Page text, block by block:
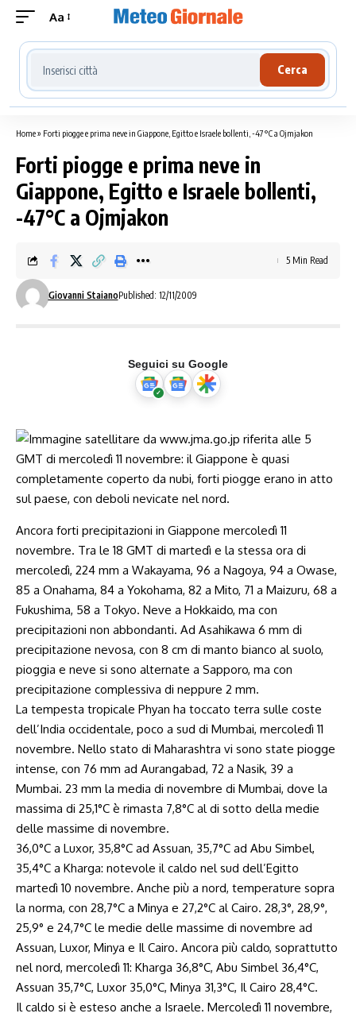
Aa
Cerca località meteo
Cerca
Home» Forti piogge e prima neve in Giappone, Egitto e Israele bollenti, -47°C a Ojmjakon
Forti piogge e prima neve in
Giappone, Egitto e Israele bollenti,
-47°C a Ojmjakon
Giovanni StaianoPublished: 12/11/2009
5 Min Read
Seguici su Google
Ancora forti precipitazioni in Giappone mercoledì 11
novembre. Tra le 18 GMT di martedì e la stessa ora di
mercoledì, 224 mm a Wakayama, 96 a Nagoya, 94 a Owase,
85 a Onahama, 84 a Yokohama, 82 a Mito, 71 a Maizuru, 68 a
Fukushima, 58 a Tokyo. Neve a Hokkaido, ma con
precipitazioni non abbondanti. Ad Asahikawa 6 mm di
precipitazione nevosa, con 8 cm di manto bianco al suolo,
pioggia e neve si sono alternate a Sapporo, ma con
precipitazione complessiva di neppure 2 mm.
La tempesta tropicale Phyan ha toccato terra sulle coste
dell’India occidentale, poco a sud di Mumbai, mercoledì 11
novembre. Nello stato di Maharashtra vi sono state piogge
intense, con 76 mm ad Aurangabad, 72 a Nasik, 39 a
Mumbai. 23 mm la media di novembre di Mumbai, dove la
massima di 25,1°C è rimasta 7,8°C al di sotto della medie
delle massime di novembre.
36,0°C a Luxor, 35,8°C ad Assuan, 35,7°C ad Abu Simbel,
35,4°C a Kharga: notevole il caldo nel sud dell’Egitto
martedì 10 novembre. Anche più a nord, temperature sopra
la norma, con 28,7°C a Minya e 27,2°C al Cairo. 28,3°, 28,9°,
25,9° e 24,7°C le medie delle massime di novembre ad
Assuan, Luxor, Minya e Il Cairo. Ancora più caldo, soprattutto
nel nord, mercoledì 11: Kharga 36,8°C, Abu Simbel 36,4°C,
Assuan 35,7°C, Luxor 35,0°C, Minya 31,3°C, Il Cairo 28,4°C.
Il caldo si è esteso anche a Israele. Mercoledì 11 novembre,